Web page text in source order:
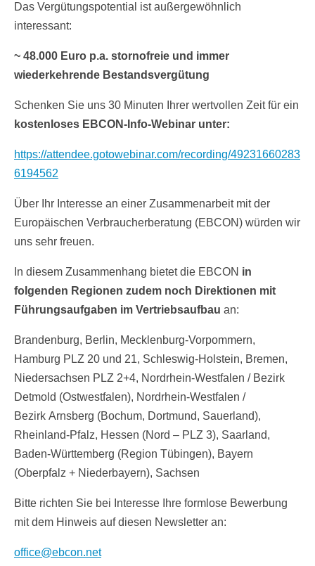
Das Vergütungspotential ist außergewöhnlich
interessant:
~ 48.000 Euro p.a. stornofreie und immer
wiederkehrende Bestandsvergütung
Schenken Sie uns 30 Minuten Ihrer wertvollen Zeit für ein
kostenloses EBCON-Info-Webinar unter:
https://attendee.gotowebinar.com/recording/49231660283
6194562
Über Ihr Interesse an einer Zusammenarbeit mit der
Europäischen Verbraucherberatung (EBCON) würden wir
uns sehr freuen.
In diesem Zusammenhang bietet die EBCON in
folgenden Regionen zudem noch Direktionen mit
Führungsaufgaben im Vertriebsaufbau an:
Brandenburg, Berlin, Mecklenburg-Vorpommern,
Hamburg PLZ 20 und 21, Schleswig-Holstein, Bremen,
Niedersachsen PLZ 2+4, Nordrhein-Westfalen / Bezirk
Detmold (Ostwestfalen), Nordrhein-Westfalen /
Bezirk Arnsberg (Bochum, Dortmund, Sauerland),
Rheinland-Pfalz, Hessen (Nord – PLZ 3), Saarland,
Baden-Württemberg (Region Tübingen), Bayern
(Oberpfalz + Niederbayern), Sachsen
Bitte richten Sie bei Interesse Ihre formlose Bewerbung
mit dem Hinweis auf diesen Newsletter an:
office@ebcon.net